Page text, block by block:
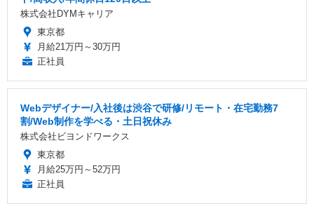
株式会社DYMキャリア
東京都
月給21万円～30万円
正社員
Webデザイナー/入社後は渋谷で研修/リモート・在宅勤務7
割/Web制作を学べる・土日祝休み
株式会社ビヨンドワークス
東京都
月給25万円～52万円
正社員